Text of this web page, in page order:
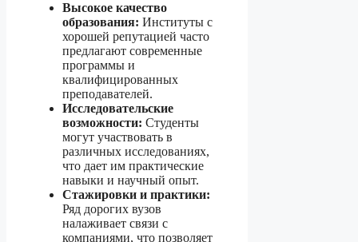
Высокое качество
образования: Институты с
хорошей репутацией часто
предлагают современные
программы и
квалифицированных
преподавателей.
Исследовательские
возможности: Студенты
могут участвовать в
различных исследованиях,
что дает им практические
навыки и научный опыт.
Стажировки и практики:
Ряд дорогих вузов
налаживает связи с
компаниями, что позволяет